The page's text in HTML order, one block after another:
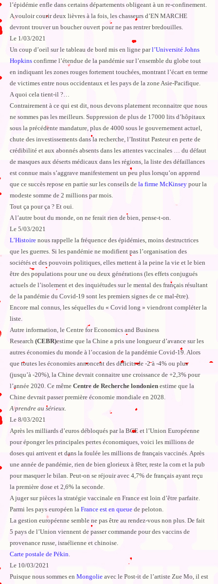
l’épidémie enfle dans certains départements obligeant à un re-confinement.
A vouloir courir deux lièvres à la fois, les chasseurs d’EN MARCHE
devront trouver un boucher ouvert pour ne pas rentrer bredouilles.
Le 1/03/2021
Un coup d’oeil sur le tableau de bord mis en ligne parl’Université Johns
Hopkins confirme l’étendue de la pandémie sur l’ensemble du globe tout
en indiquant les zones rouges fortement touchées, montrant l’écart en terme
de victimes entre nous occidentaux et les pays de la zone Asie-Pacifique.
A quoi cela tient-il ?…
Contrairement à ce qui est dit, nous devons platement reconnaitre que nous
ne sommes pas les meilleurs. Suppression de plus de 17000 lits d’hôpitaux
sous la précédente mandature, plus de 4000 sous le gouvernement actuel,
chute des investissements dans la recherche, l’Institut Pasteur en perte de
crédibilité et aux abonnés absents dans les attentes vaccinales … du défaut
de masques aux déserts médicaux dans les régions, la liste des défaillances
est connue mais s’aggrave manifestement un peu plus lorsqu’on apprend
que ce succès repose en partie sur les conseils de la firme McKinsey pour la
modeste somme de 2 millions par mois.
Tout ça pour ça ? Et oui.
A l’autre bout du monde, on ne ferait rien de bien, pense-t-on.
Le 5/03/2021
L’Histoire nous rappelle la fréquence des épidémies, moins destructrices
que les guerres. Si les pandémie ne modifient pas l’organisation des
sociétés et des pouvoirs politiques, elles mettent à la peine la vie et le bien
être des populations pour une ou deux générations (les effets conjugués
actuels de l’isolement et des inquiétudes sur le mental des français résultant
de la pandémie du Covid-19 sont les premiers signes de ce mal-être).
Encore mal connus, les séquelles du « Covid long » viendront compléter la
liste.
Autre information, le Centre for Economics and Business
Research (CEBR)estime que la Chine a pris une longueur d’avance sur les
autres économies du monde à l’occasion de la pandémie Covid-19. Alors
que toutes les économies annoncent des déficits de -2 à -4% ou plus
(jusqu’à -20%), la Chine devrait connaitre une croissance de +2,3% pour
l’année 2020. Ce même Centre de Recherche londonien estime que la
Chine devrait passer première économie mondiale en 2028.
A prendre au sérieux.
Le 8/03/2021
Après les milliards d’euros débloqués par la BCE et l’Union Européenne
pour éponger les principales pertes économiques, voici les millions de
doses qui arrivent et dans la foulée les millions de français vaccinés. Après
une année de pandémie, rien de bien glorieux à fêter, reste la com et la pub
pour masquer le bilan. Peut-on se réjouir avec 4,7% de français ayant reçu
la première dose et 2,6% la seconde.
A juger sur pièces la stratégie vaccinale en France est loin d’être parfaite.
Parmi les pays européen la France est en queue de peloton.
La gestion européenne semble ne pas être au rendez-vous non plus. De fait
5 pays de l’Union viennent de passer commande pour des vaccins de
provenance russe, israélienne et chinoise.
Carte postale de Pékin.
Le 10/03/2021
Puisque nous sommes en Mongolie avec le Post-it de l’artiste Zue Mo, il est